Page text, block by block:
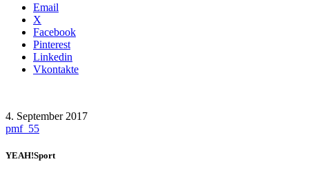
Email
X
Facebook
Pinterest
Linkedin
Vkontakte
4. September 2017
pmf_55
YEAH!Sport